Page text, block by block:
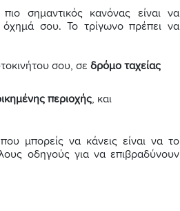
σημαντικός κανόνας είναι να
σου. Το τρίγωνο πρέπει να
σου, σε δρόμο ταχείας
περιοχής , και
μπορείς να κάνεις είναι να το
οδηγούς για να επιβραδύνουν